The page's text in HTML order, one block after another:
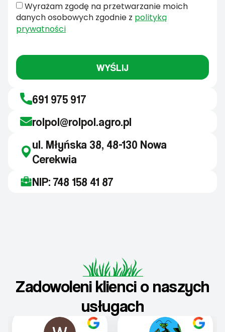
Wyrażam zgodę na przetwarzanie moich
danych osobowych zgodnie z polityką
prywatności
WYŚLIJ
691 975 917
rolpol@rolpol.agro.pl
ul. Młyńska 38, 48-130 Nowa
Cerekwia
NIP: 748 158 41 87
Zadowoleni klienci o naszych
usługach